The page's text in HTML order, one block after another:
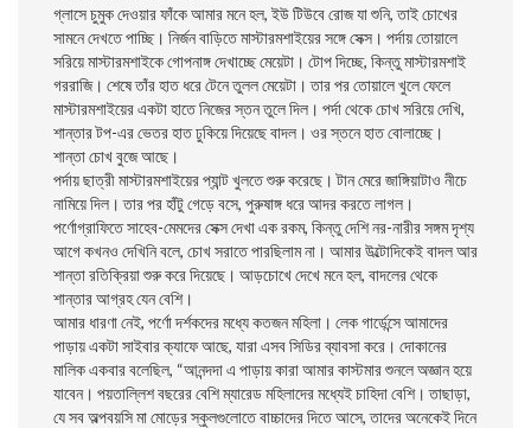
গ্লাসে চুমুক দেওয়ার ফাঁকে আমার মনে হল, ইউ টিউবে রোজ যা শুনি, তাই চোখের
সামনে দেখতে পাচ্ছি। নির্জন বাড়িতে মাস্টারমশাইয়ের সঙ্গে সেক্স। পর্দায় তোয়ালে
সরিয়ে মাস্টারমশাইকে গোপনাঙ্গ দেখাচ্ছে মেয়েটা। টোপ দিচ্ছে, কিন্তু মাস্টারমশাই
গররাজি। শেষে তাঁর হাত ধরে টেনে তুলল মেয়েটা। তার পর তোয়ালে খুলে ফেলে
মাস্টারমশাইয়ের একটা হাতে নিজের স্তন তুলে দিল। পর্দা থেকে চোখ সরিয়ে দেখি,
শান্তার টপ-এর ভেতর হাত ঢুকিয়ে দিয়েছে বাদল। ওর স্তনে হাত বোলাচ্ছে।
শান্তা চোখ বুজে আছে।
পর্দায় ছাত্রী মাস্টারমশাইয়ের প্যান্ট খুলতে শুরু করেছে। টান মেরে জাঙ্গিয়াটাও নীচে
নামিয়ে দিল। তার পর হাঁটু গেড়ে বসে, পুরুষাঙ্গ ধরে আদর করতে লাগল।
পর্ণোগ্রাফিতে সাহেব-মেমদের সেক্স দেখা এক রকম, কিন্তু দেশি নর-নারীর সঙ্গম দৃশ্য
আগে কখনও দেখিনি বলে, চোখ সরাতে পারছিলাম না। আমার উল্টোদিকেই বাদল আর
শান্তা রতিক্রিয়া শুরু করে দিয়েছে। আড়চোখে দেখে মনে হল, বাদলের থেকে
শান্তার আগ্রহ যেন বেশি।
আমার ধারণা নেই, পর্ণো দর্শকদের মধ্যে কতজন মহিলা। লেক গার্ডেন্সে আমাদের
পাড়ায় একটা সাইবার ক্যাফে আছে, যারা এসব সিডির ব্যাবসা করে। দোকানের
মালিক একবার বলেছিল, “আনন্দদা এ পাড়ায় কারা আমার কাস্টমার শুনলে অজ্ঞান হয়ে
যাবেন। পয়তাল্লিশ বছরের বেশি ম্যারেড মহিলাদের মধ্যেই চাহিদা বেশি। তাছাড়া,
যে সব অল্পবয়সি মা মোড়ের স্কুলগুলোতে বাচ্চাদের দিতে আসে, তাদের অনেকেই দিনে